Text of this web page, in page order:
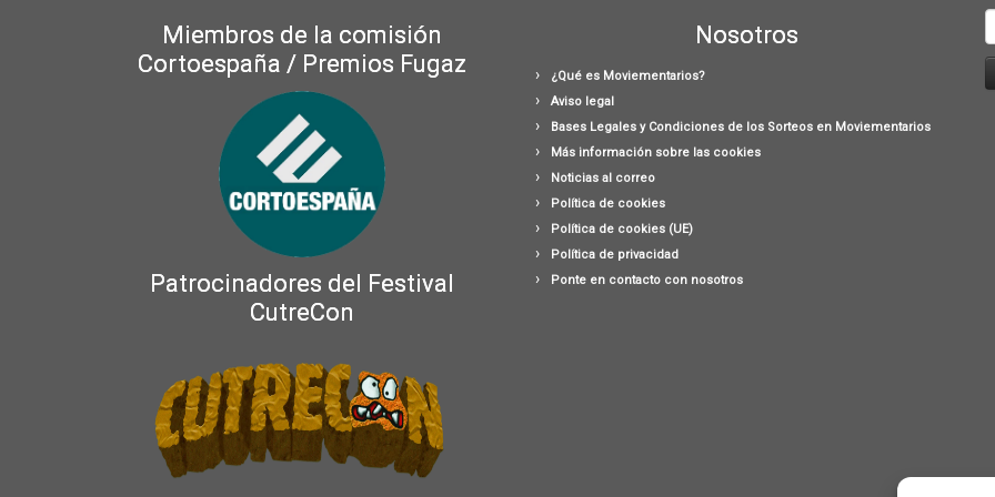
Miembros de la comisión
Cortoespaña / Premios Fugaz
Patrocinadores del Festival
CutreCon
Nosotros
¿Qué es Moviementarios?
Aviso legal
Bases Legales y Condiciones de los Sorteos en Moviementarios
Más información sobre las cookies
Noticias al correo
Política de cookies
Política de cookies (UE)
Política de privacidad
Ponte en contacto con nosotros